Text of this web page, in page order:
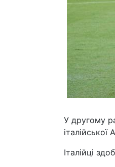
У другому
італійської
Італійці